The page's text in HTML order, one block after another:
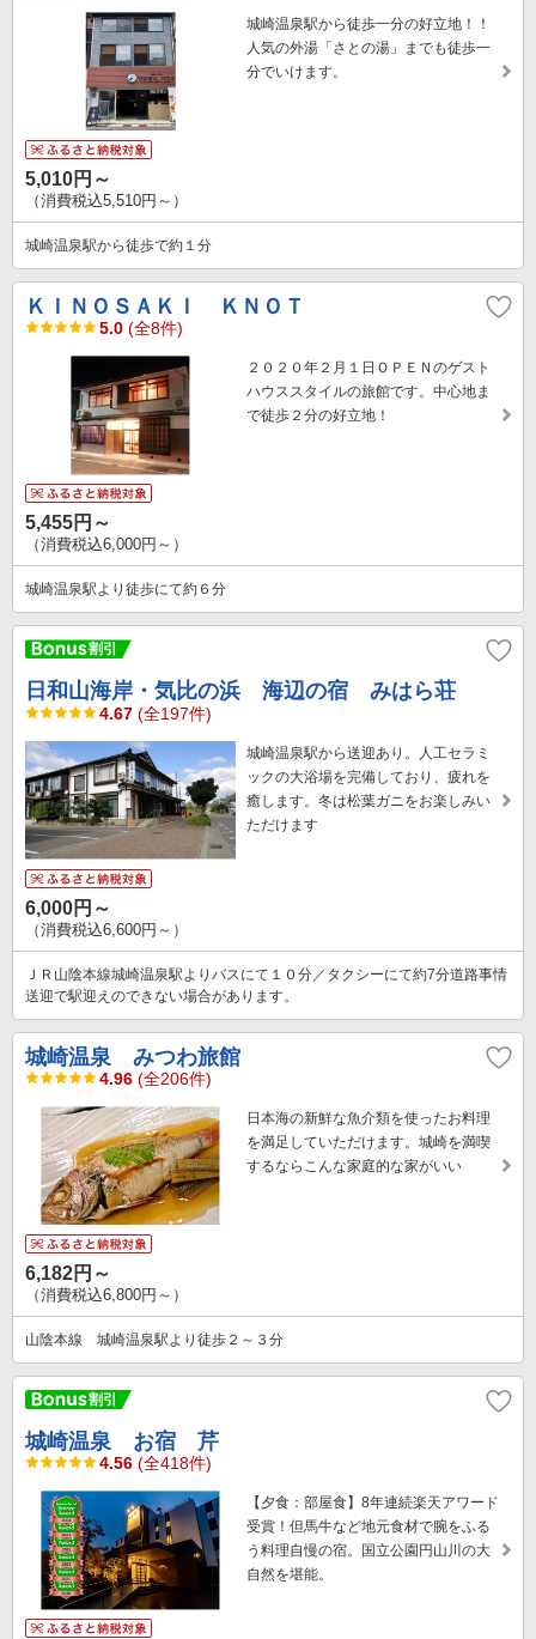
城崎温泉駅から徒歩一分の好立地！！
人気の外湯「さとの湯」までも徒歩一
分でいけます。
5,010円～
（消費税込5,510円～）
城崎温泉駅から徒歩で約１分
ＫＩＮＯＳＡＫＩ ＫＮＯＴ
5.0 (全8件)
２０２０年２月１日ＯＰＥＮのゲスト
ハウススタイルの旅館です。中心地ま
で徒歩２分の好立地！
5,455円～
（消費税込6,000円～）
城崎温泉駅より徒歩にて約６分
日和山海岸・気比の浜 海辺の宿 みはら荘
4.67 (全197件)
城崎温泉駅から送迎あり。人工セラミ
ックの大浴場を完備しており、疲れを
癒します。冬は松葉ガニをお楽しみい
ただけます
6,000円～
（消費税込6,600円～）
ＪＲ山陰本線城崎温泉駅よりバスにて１０分／タクシーにて約7分道路事情
送迎で駅迎えのできない場合があります。
城崎温泉 みつわ旅館
4.96 (全206件)
日本海の新鮮な魚介類を使ったお料理
を満足していただけます。城崎を満喫
するならこんな家庭的な家がいい
6,182円～
（消費税込6,800円～）
山陰本線 城崎温泉駅より徒歩２～３分
城崎温泉 お宿 芹
4.56 (全418件)
【夕食：部屋食】8年連続楽天アワード
受賞！但馬牛など地元食材で腕をふる
う料理自慢の宿。国立公園円山川の大
自然を堪能。